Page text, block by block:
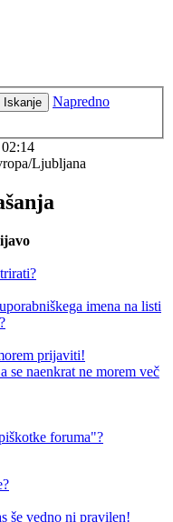
Iskanje
Napredno
Ljubljana
imena na listi
prijaviti!
se naenkrat ne morem več
foruma"?
še vedno ni pravilen!